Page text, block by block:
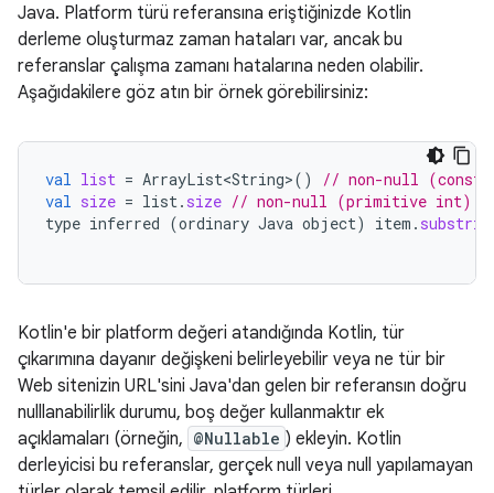
Java. Platform türü referansına eriştiğinizde Kotlin
derleme oluşturmaz zaman hataları var, ancak bu
referanslar çalışma zamanı hatalarına neden olabilir.
Aşağıdakilere göz atın bir örnek görebilirsiniz:
val list = ArrayList<String>()
// non-null
val size = list. size // non-null (primitive int)
type inferred (ordinary Java object) item .
Kotlin'e bir platform değeri atandığında Kotlin, tür
çıkarımına dayanır değişkeni belirleyebilir veya ne tür bir
Web sitenizin URL'sini Java'dan gelen bir referansın doğru
nulllanabilirlik durumu, boş değer kullanmaktır ek
açıklamaları (örneğin, @Nullable ) ekleyin. Kotlin
derleyicisi bu referanslar, gerçek null veya null yapılamayan